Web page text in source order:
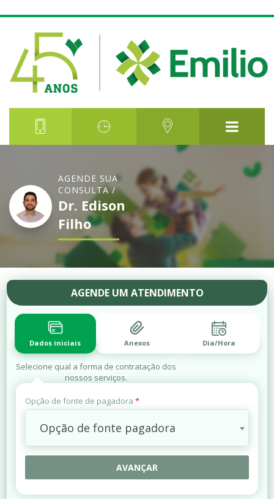
AGENDE SUA
CONSULTA /
Dr. Edison
Filho
AGENDE UM ATENDIMENTO
Dados iniciais Anexos Dia/Hora
Selecione qual a forma de contratação dos
nossos serviços.
Opção de fonte de pagadora *
Opção de fonte pagadora
AVANÇAR